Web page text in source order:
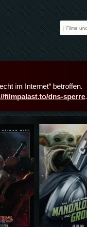
im Internet“ betroffen.
filmpalast.to/dns-sperre.